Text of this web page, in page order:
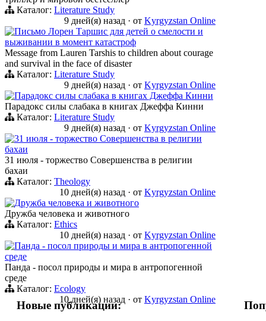
Каталог: Literature Study
9 дней(я) назад · от Kyrgyzstan Online
Письмо Лорен Таршис для детей о смелости и
выживании в момент катастроф
Message from Lauren Tarshis to children about courage
and survival in the face of disaster
Каталог: Literature Study
9 дней(я) назад · от Kyrgyzstan Online
Парадокс силы слабака в книгах Джеффа Кинни
Парадокс силы слабака в книгах Джеффа Кинни
Каталог: Literature Study
9 дней(я) назад · от Kyrgyzstan Online
31 июля - торжество Совершенства в религии
бахаи
31 июля - торжество Совершенства в религии
бахаи
Каталог: Theology
10 дней(я) назад · от Kyrgyzstan Online
Дружба человека и животного
Дружба человека и животного
Каталог: Ethics
10 дней(я) назад · от Kyrgyzstan Online
Панда - посол природы и мира в антропогенной
среде
Панда - посол природы и мира в антропогенной
среде
Каталог: Ecology
10 дней(я) назад · от Kyrgyzstan Online
Новые публикации: